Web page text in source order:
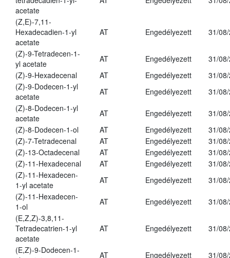
acetate
(Z,E)-7,11-
Hexadecadien-1-yl
acetate
AT Engedélyezett 31/
(Z)-9-Tetradecen-1-
yl acetate
AT Engedélyezett
31/
(Z)-9-Hexadecenal
AT Engedélyezett
31/
(Z)-9-Dodecen-1-yl
acetate
AT Engedélyezett
31/
(Z)-8-Dodecen-1-yl
acetate
AT Engedélyezett
31/
(Z)-8-Dodecen-1-ol
AT Engedélyezett
31/
(Z)-7-Tetradecenal
AT Engedélyezett
31/
(Z)-13-Octadecenal
AT Engedélyezett
31/
(Z)-11-Hexadecenal
AT Engedélyezett
31/
(Z)-11-Hexadecen-
1-yl acetate
AT Engedélyezett
31/
(Z)-11-Hexadecen-
1-ol
AT Engedélyezett
31/
(E,Z,Z)-3,8,11-
Tetradecatrien-1-yl
acetate
AT Engedélyezett 31/
(E,Z)-9-Dodecen-1-
AT Engedélyezett
31/